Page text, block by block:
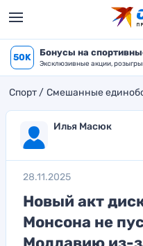
50K Бонусы на
Эксклюзивные акции,
Спорт Смешанные
Илья Масюк
28.11.2025
Новый акт
Монсона не